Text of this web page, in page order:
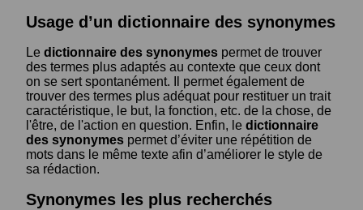
Usage d’un dictionnaire des synonymes
Le dictionnaire des synonymes permet de trouver
des termes plus adaptés au contexte que ceux dont
on se sert spontanément. Il permet également de
trouver des termes plus adéquat pour restituer un trait
caractéristique, le but, la fonction, etc. de la chose, de
l'être, de l'action en question. Enfin, le dictionnaire
des synonymes permet d’éviter une répétition de
mots dans le même texte afin d’améliorer le style de
sa rédaction.
Synonymes les plus recherchés